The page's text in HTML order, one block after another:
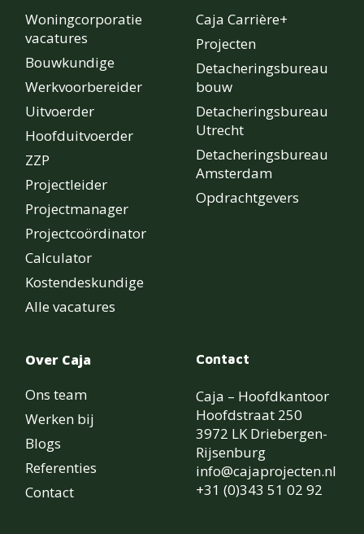
Woningcorporatie
vacatures
Bouwkundige
Werkvoorbereider
Uitvoerder
Hoofduitvoerder
ZZP
Projectleider
Projectmanager
Projectcoördinator
Calculator
Kostendeskundige
Alle vacatures
Caja Carrière+
Projecten
Detacheringsbureau
bouw
Detacheringsbureau
Utrecht
Detacheringsbureau
Amsterdam
Opdrachtgevers
Over Caja
Ons team
Werken bij
Blogs
Referenties
Contact
Contact
Caja – Hoofdkantoor
Hoofdstraat 250
3972 LK Driebergen-
Rijsenburg
info@cajaprojecten.nl
+31 (0)343 51 02 92